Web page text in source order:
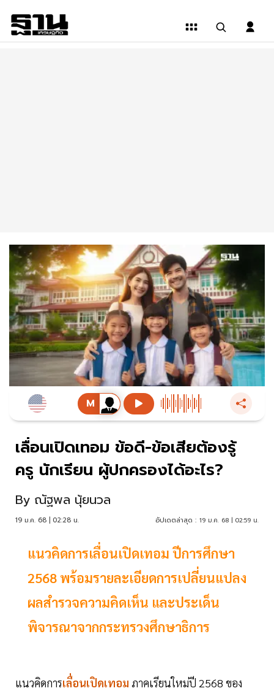
เลื่อนเปิดเทอม ข้อดี-ข้อเสียต้องรู้
ครู นักเรียน ผู้ปกครองได้อะไร?
By ณัฐพล นุ้ยนวล
19 ม.ค. 68 | 02:28 น. อัปเดตล่าสุด : 19 ม.ค. 68 | 02:59 น.
แนวคิดการเลื่อนเปิดเทอม ปีการศึกษา
2568 พร้อมรายละเอียดการเปลี่ยนแปลง
ผลสำรวจความคิดเห็น และประเด็น
พิจารณาจากกระทรวงศึกษาธิการ
แนวคิดการเลื่อนเปิดเทอม ภาคเรียนใหม่ปี 2568 ของ